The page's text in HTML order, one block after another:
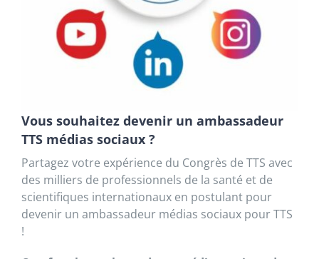
Vous souhaitez devenir un ambassadeur
TTS médias sociaux ?
Partagez votre expérience du Congrès de TTS avec
des milliers de professionnels de la santé et de
scientifiques internationaux en postulant pour
devenir un ambassadeur médias sociaux pour TTS
!